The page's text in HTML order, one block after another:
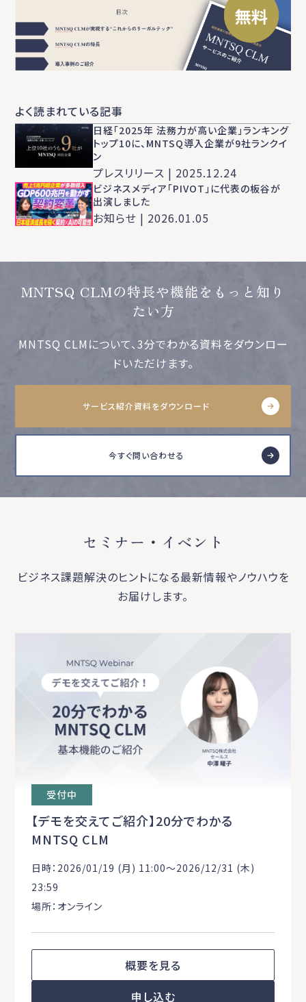
よく読まれている記事
日経「2025年 法務力が高い企業」ランキング
トップ10に、MNTSQ導入企業が9社ランクイ
ン
プレスリリース | 2025.12.24
ビジネスメディア「PIVOT」に代表の板谷が
出演しました
お知らせ | 2026.01.05
MNTSQ CLMの特長や機能をもっと知り
たい方
MNTSQ CLMについて、3分でわかる資料をダウンロー
ドいただけます。
サービス紹介資料をダウンロード
今すぐ問い合わせる
セミナー・イベント
ビジネス課題解決のヒントになる最新情報やノウハウを
お届けします。
受付中
【デモを交えてご紹介】20分でわかる
MNTSQ CLM
日時：2026/01/19 (月) 11:00〜2026/12/31 (木)
23:59
場所：オンライン
概要を見る
申し込む